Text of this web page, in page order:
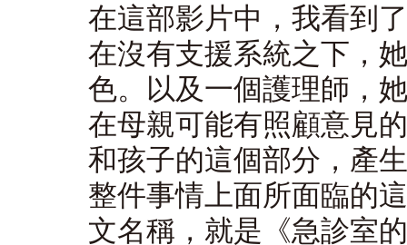
在這部影片中，我看到
在沒有支援系統之下，
色。以及一個護理師，
在母親可能有照顧意見
和孩子的這個部分，產
整件事情上面所面臨的
文名稱，就是《急診室